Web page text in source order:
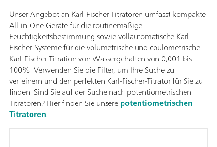
Unser Angebot an Karl-Fischer-Titratoren umfasst kompakte
All-in-One-Geräte für die routinemäßige
Feuchtigkeitsbestimmung sowie vollautomatische Karl-
Fischer-Systeme für die volumetrische und coulometrische
Karl-Fischer-Titration von Wassergehalten von 0,001 bis
100%. Verwenden Sie die Filter, um Ihre Suche zu
verfeinern und den perfekten Karl-Fischer-Titrator für Sie zu
finden. Sind Sie auf der Suche nach potentiometrischen
Titratoren? Hier finden Sie unserepotentiometrischen
Titratoren.